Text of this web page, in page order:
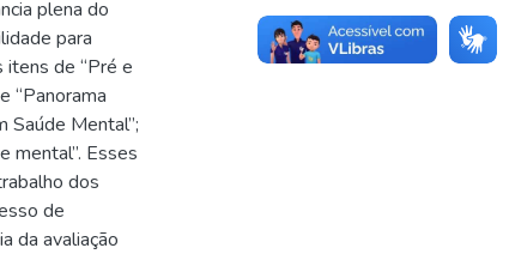
plena do
para
itens de “Pré e
“Panorama
Saúde Mental”;
mental”. Esses
dos
de
da avaliação